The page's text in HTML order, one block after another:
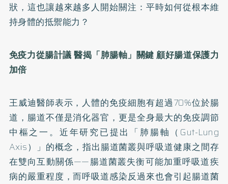
狀，這也讓越來越多人開始關注：平時如何從根本維
持身體的抵禦能力？
免疫力從腸計議 醫揭「肺腸軸」關鍵 顧好腸道保護力
加倍
王威迪醫師表示，人體的免疫細胞有超過70%位於腸
道，腸道不僅是消化器官，更是全身最大的免疫調節
中樞之一。近年研究已提出「肺腸軸（Gut-Lung
Axis）」的概念，指出腸道菌叢與呼吸道健康之間存
在雙向互動關係——腸道菌叢失衡可能加重呼吸道疾
病的嚴重程度，而呼吸道感染反過來也會引起腸道菌